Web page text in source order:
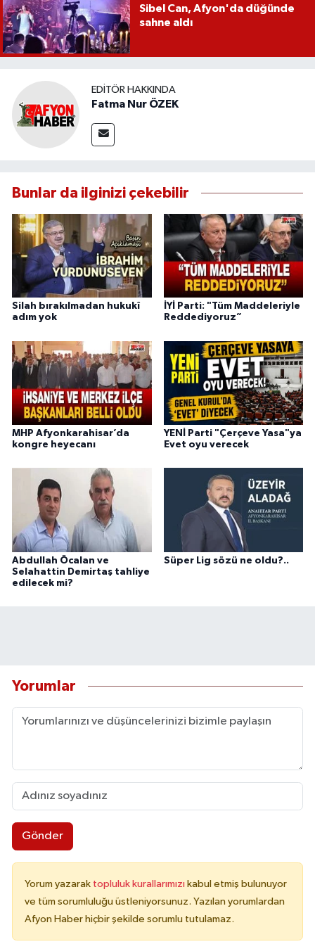
Sibel Can, Afyon'da düğünde
sahne aldı
EDITÖR HAKKINDA
Fatma Nur ÖZEK
Bunlar da ilginizi çekebilir
Silah bırakılmadan hukukî
adım yok
İYİ Parti: "Tüm Maddeleriyle
Reddediyoruz”
MHP Afyonkarahisar’da
kongre heyecanı
YENİ Parti "Çerçeve Yasa"ya
Evet oyu verecek
Abdullah Öcalan ve
Selahattin Demirtaş tahliye
edilecek mi?
Süper Lig sözü ne oldu?..
Yorumlar
Gönder
Yorum yazarak topluluk kurallarımızı kabul etmiş bulunuyor
ve tüm sorumluluğu üstleniyorsunuz. Yazılan yorumlardan
Afyon Haber hiçbir şekilde sorumlu tutulamaz.